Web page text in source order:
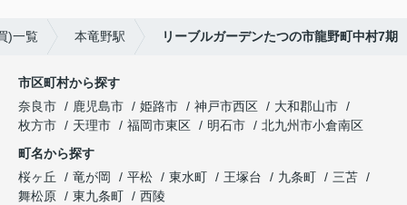
)一覧 本竜野駅 リーブルガーデンたつの市龍野町中村7期
市区町村から探す
奈良市
鹿児島市 姫路市 神戸市西区
大和郡山市
枚方市
天理市 福岡市東区 明石市
北九州市小倉南区
町名から探す
桜ヶ丘
竜が岡 平松 東水町 王塚台 九条町
三苫
舞松原
東九条町
西陵